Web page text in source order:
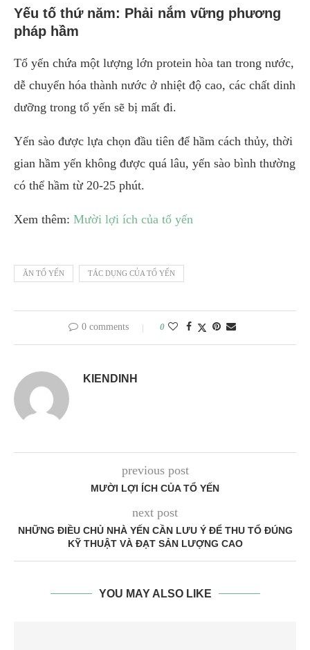
Yếu tố thứ năm: Phải nắm vững phương
pháp hầm
Tổ yến chứa một lượng lớn protein hòa tan trong nước,
dễ chuyển hóa thành nước ở nhiệt độ cao, các chất dinh
dưỡng trong tổ yến sẽ bị mất đi.
Yến sào được lựa chọn đầu tiên để hầm cách thủy, thời
gian hầm yến không được quá lâu, yến sào bình thường
có thể hầm từ 20-25 phút.
Xem thêm: Mười lợi ích của tổ yến
ĂN TỔ YẾN TÁC DỤNG CỦA TỔ YẾN
0 comments 0
KIENDINH
previous post
MƯỜI LỢI ÍCH CỦA TỔ YẾN
next post
NHỮNG ĐIỀU CHỦ NHÀ YẾN CẦN LƯU Ý ĐỂ THU TỔ ĐÚNG
KỸ THUẬT VÀ ĐẠT SẢN LƯỢNG CAO
YOU MAY ALSO LIKE